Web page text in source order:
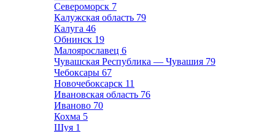
Североморск 7
Калужская область 79
Калуга 46
Обнинск 19
Малоярославец 6
Чувашская Республика — Чувашия 79
Чебоксары 67
Новочебоксарск 11
Ивановская область 76
Иваново 70
Кохма 5
Шуя 1